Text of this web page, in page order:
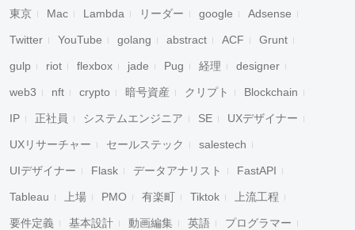
東京 Mac Lambda リーダー google Adsense
Twitter YouTube golang abstract ACF Grunt
gulp riot flexbox jade Pug 経理 designer
web3 nft crypto 暗号資産 クリプト Blockchain
IP 正社員 システムエンジニア SE UXデザイナー
UXリサーチャー セールステック salestech
UIデザイナー Flask データアナリスト FastAPI
Tableau 上場 PMO 有楽町 Tiktok 上流工程
要件定義 基本設計 動画編集 英語 プログラマー